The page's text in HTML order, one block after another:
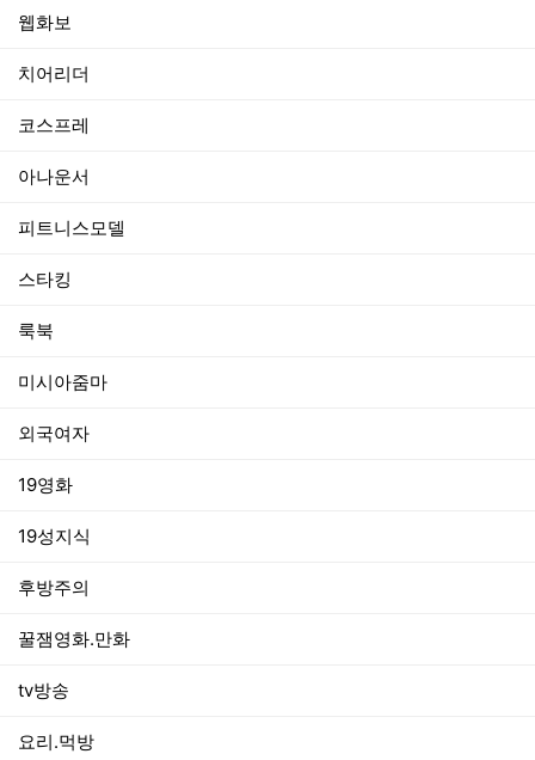
웹화보
치어리더
코스프레
아나운서
피트니스모델
스타킹
룩북
미시아줌마
외국여자
19영화
19성지식
후방주의
꿀잼영화.만화
tv방송
요리.먹방